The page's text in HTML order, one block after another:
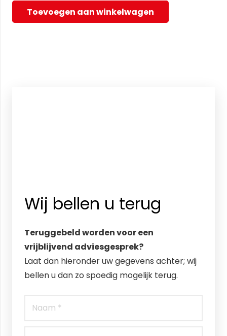
Toevoegen aan winkelwagen
Wij bellen u terug
Teruggebeld worden voor een
vrijblijvend adviesgesprek?
Laat dan hieronder uw gegevens achter; wij
bellen u dan zo spoedig mogelijk terug.